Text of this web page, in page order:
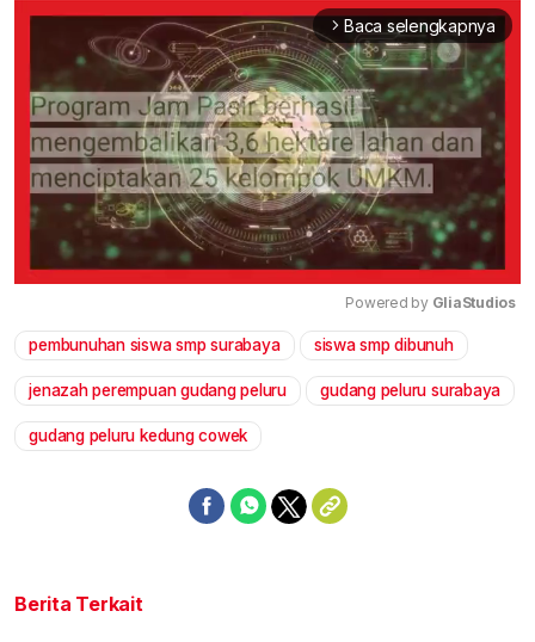
arrow_forward_ios Baca selengkapnya
Mute
Powered by GliaStudios
pembunuhan siswa smp surabaya siswa smp dibunuh
jenazah perempuan gudang peluru gudang peluru surabaya
gudang peluru kedung cowek
Berita Terkait